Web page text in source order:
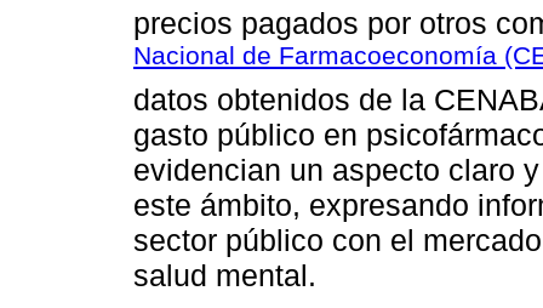
precios pagados por otros
Nacional de Farmacoeconomía
datos obtenidos de la
gasto público en
evidencian un aspecto claro
este ámbito, expresando
sector público con el
salud mental.